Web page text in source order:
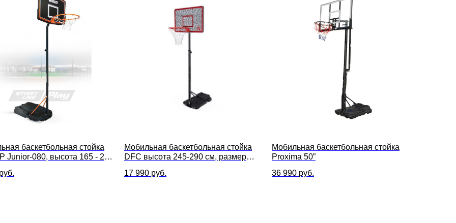
баскетбольная стойка
Junior-080, высота 165 - 220
руб.
Мобильная баскетбольная стойка
DFC высота 245-290 см, размер
17 990 руб.
Мобильная баскетбольная стойка
Proxima 50”
36 990 руб.